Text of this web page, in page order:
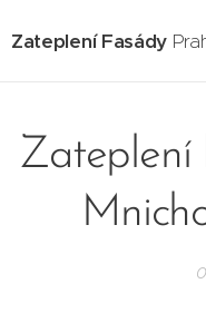
Zateplení Fasády
Zateplení